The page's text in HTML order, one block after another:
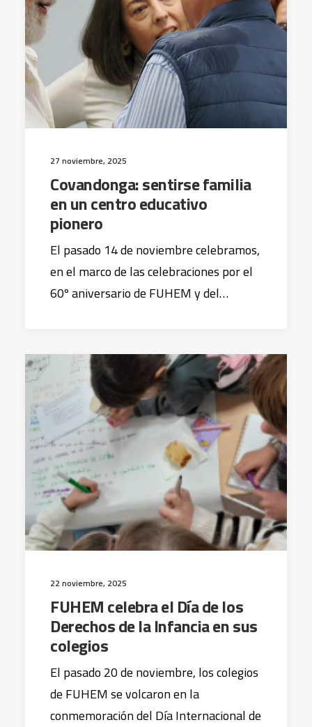
27 noviembre, 2025
Covandonga: sentirse familia
en un centro educativo
pionero
El pasado 14 de noviembre celebramos,
en el marco de las celebraciones por el
60º aniversario de FUHEM y del…
22 noviembre, 2025
FUHEM celebra el Día de los
Derechos de la Infancia en sus
colegios
El pasado 20 de noviembre, los colegios
de FUHEM se volcaron en la
conmemoración del Día Internacional de